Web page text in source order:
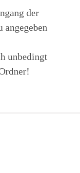
der
angegeben
unbedingt